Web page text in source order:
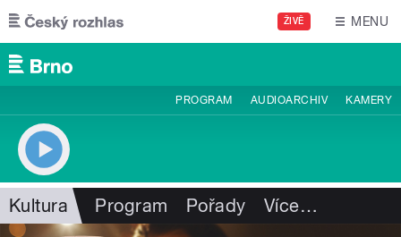
Přejít k hlavnímu obsahu
ŽIVĚ MENU
PROGRAM AUDIOARCHIV KAMERY
Kultura Program Pořady Více…